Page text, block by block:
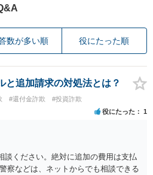
数が多い順 役にたった順
と追加請求の対処法とは？
#還付金詐欺 #投資詐欺
役にたった 1
談ください。絶対に追加の費用は支払
察などは、ネットからでも相談できる